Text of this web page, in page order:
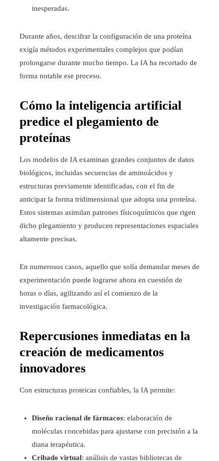
inesperadas.
Durante años, descifrar la configuración de una proteína
exigía métodos experimentales complejos que podían
prolongarse durante mucho tiempo. La IA ha recortado de
forma notable ese proceso.
Cómo la inteligencia artificial
predice el plegamiento de
proteínas
Los modelos de IA examinan grandes conjuntos de datos
biológicos, incluidas secuencias de aminoácidos y
estructuras previamente identificadas, con el fin de
anticipar la forma tridimensional que adopta una proteína.
Estos sistemas asimilan patrones físicoquímicos que rigen
dicho plegamiento y producen representaciones espaciales
altamente precisas.
En numerosos casos, aquello que solía demandar meses de
experimentación puede lograrse ahora en cuestión de
horas o días, agilizando así el comienzo de la
investigación farmacológica.
Repercusiones inmediatas en la
creación de medicamentos
innovadores
Con estructuras proteicas confiables, la IA permite:
Diseño racional de fármacos: elaboración de
moléculas concebidas para ajustarse con precisión a la
diana terapéutica.
Cribado virtual: análisis de vastas bibliotecas de